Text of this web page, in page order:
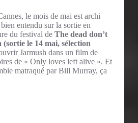
le mois de mai est archi
entendu sur la sortie en
du festival de The dead don’t
le 14 mai, sélection
Jarmush dans un film de
de « Only loves left alive ». Et
matraqué par Bill Murray, ça